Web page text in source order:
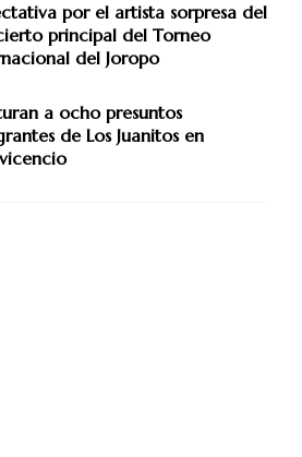
por el artista sorpresa del
principal del Torneo
del Joropo
a ocho presuntos
de Los Juanitos en